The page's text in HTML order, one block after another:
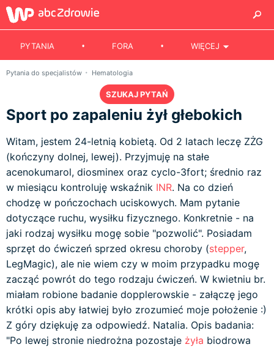
PYTANIA FORA WIĘCEJ
Pytania do specjalistów Hematologia
SZUKAJ PYTAŃ
Sport po zapaleniu żył głebokich
Witam, jestem 24-letnią kobietą. Od 2 latach leczę ZŻG
(kończyny dolnej, lewej). Przyjmuję na stałe
acenokumarol, diosminex oraz cyclo-3fort; średnio raz
w miesiącu kontroluję wskaźnik INR. Na co dzień
chodzę w pończochach uciskowych. Mam pytanie
dotyczące ruchu, wysiłku fizycznego. Konkretnie - na
jaki rodzaj wysiłku mogę sobie "pozwolić". Posiadam
sprzęt do ćwiczeń sprzed okresu choroby (stepper,
LegMagic), ale nie wiem czy w moim przypadku mogę
zacząć powrót do tego rodzaju ćwiczeń. W kwietniu br.
miałam robione badanie dopplerowskie - załączę jego
krótki opis aby łatwiej było zrozumieć moje położenie :)
Z góry dziękuję za odpowiedź. Natalia. Opis badania:
"Po lewej stronie niedrożna pozostaje żyła biodrowa